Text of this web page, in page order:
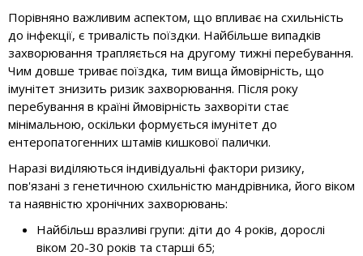
Порівняно важливим аспектом, що впливає на схильність
до інфекції, є тривалість поїздки. Найбільше випадків
захворювання трапляється на другому тижні перебування.
Чим довше триває поїздка, тим вища ймовірність, що
імунітет знизить ризик захворювання. Після року
перебування в країні ймовірність захворіти стає
мінімальною, оскільки формується імунітет до
ентеропатогенних штамів кишкової палички.
Наразі виділяються індивідуальні фактори ризику,
пов'язані з генетичною схильністю мандрівника, його віком
та наявністю хронічних захворювань:
Найбільш вразливі групи: діти до 4 років, дорослі
віком 20-30 років та старші 65;